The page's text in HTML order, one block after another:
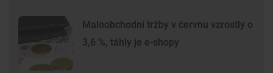
Maloobchodní tržby v červnu vzrostly o
3,6 %, táhly je e-shopy